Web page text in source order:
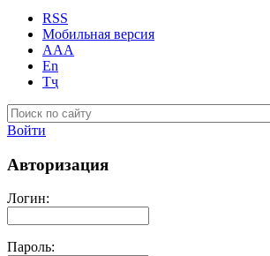
RSS
Мобильная версия
AAA
En
Тҷ
Войти
Авторизация
Логин:
Пароль: